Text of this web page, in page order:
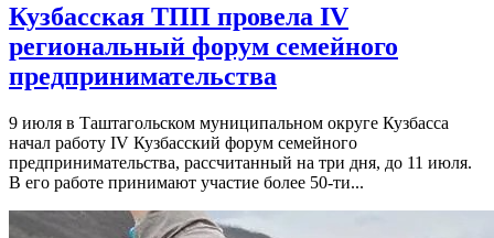
Кузбасская ТПП провела IV
региональный форум семейного
предпринимательства
9 июля в Таштагольском муниципальном округе Кузбасса
начал работу IV Кузбасский форум семейного
предпринимательства, рассчитанный на три дня, до 11 июля.
В его работе принимают участие более 50-ти...